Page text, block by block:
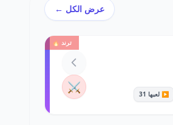
عرض الكل ←
ترند 🔥
▶️ لعبها 31 ⚔️